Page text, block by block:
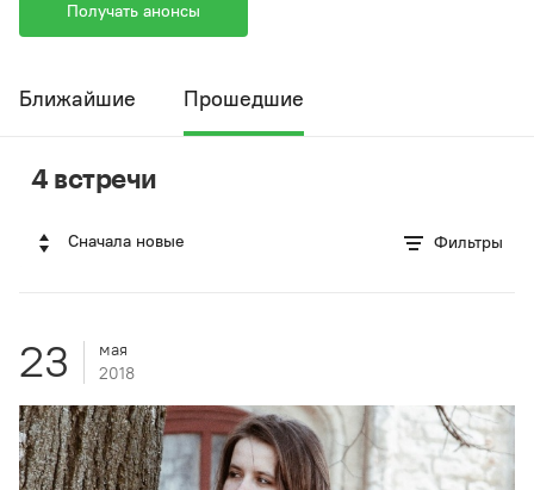
Получать анонсы
Ближайшие Прошедшие
4 встречи
Сначала новые Фильтры
23
мая
2018